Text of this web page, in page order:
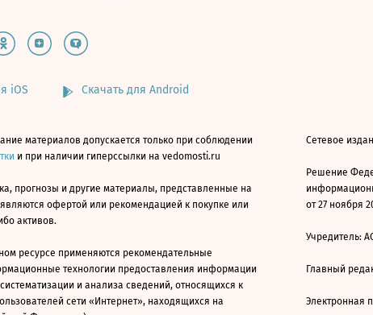
iOS Скачать для Android
материалов допускается только при соблюдении
и при наличии гиперссылки на vedomosti.ru
прогнозы и другие материалы, представленные на
офертой или рекомендацией к покупке или
активов.
ресурсе применяются рекомендательные
технологии предоставления информации
и анализа сведений, относящихся к
сети «Интернет», находящихся на
Сетевое
Решение
от 27 ноября
Учредитель:
Главный
Электронная